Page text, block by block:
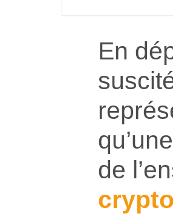
En
qu’une
de
crypto